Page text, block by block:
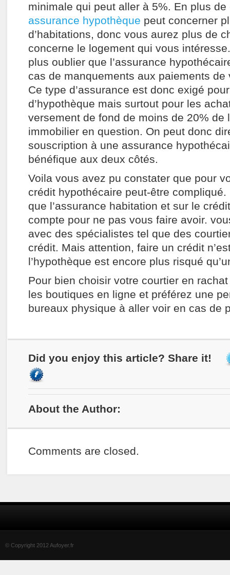
minimale qui peut aller à 5%. En plus
assurance hypothèque peut concerner
d’habitations, donc vous aurez plus de
concerne le logement qui vous
plus oublier que l’assurance
cas de manquements aux paiements de
Ce type d’assurance est donc exigé
d’hypothèque mais surtout pour les
versement de fond de moins de 20% de
immobilier en question. On peut donc
souscription à une assurance
bénéfique aux deux côtés.
Voila vous avez pu constater que pour
crédit hypothécaire peut-être compliqué.
que l’assurance habitation et sur le
compte pour ne pas vous faire avoir.
avec des spécialistes tel que des
crédit. Mais attention, faire un crédit
l’hypothèque est encore plus risqué
Pour bien choisir votre courtier en
les boutiques en ligne et préférez une
bureaux physique à aller voir en cas de
Did you enjoy this article? Share it!
About the Author:
Comments are closed.
© Copyright 2012 Aufoyer.fr